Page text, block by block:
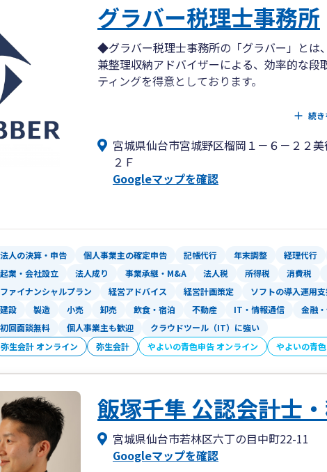
グラバー税理士事務所
◆グラバー税理士事務所の「グラバー」とは
兼整理収納アドバイザーによる、効率的な
ティングを得意としております。
◆将来へ向けて、どうやって会社や手元に資
知識に自信のない方、創業したばかりの方に
図や表を用いて記憶に残る説明をするように
◆SNSを活用した広告方法、フォロワー数
整理収納の観点からのオフィスワークの業
ます。Windowsに限らず、Macも対応可能
わせも対応可能です。
続き
宮城県仙台市宮城野区榴岡１－６－２２
２Ｆ
Googleマップを確認
法人の決算・申告 個人事業主の確定申告 記帳代行 年末調整 経理代行
起業・会社設立
法人成り 事業承継・M&A 法人税 所得税 消費税
ファイナンシャルプラン
経営アドバイス 経営計画策定 ソフトの導入運用
建設 製造 小売 卸売 飲食・宿泊 不動産 IT・情報通信 金融
初回面談無料 個人事業主も歓迎 クラウドツール（IT）に強い
弥生会計 オンライン 弥生会計 やよいの青色申告 オンライン やよいの青
飯塚千隼 公認会計士
宮城県仙台市若林区六丁の目中町22-11
Googleマップを確認